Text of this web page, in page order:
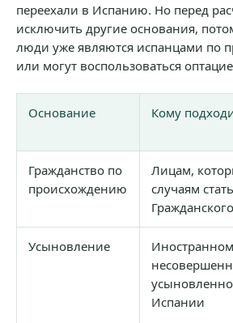
переехали в Испанию. Но перед
исключить другие основания,
люди уже являются испанцами по
или могут воспользоваться
Основание Кому
Гражданство по
происхождению
Лицам,
случаям
Усыновление
Испании